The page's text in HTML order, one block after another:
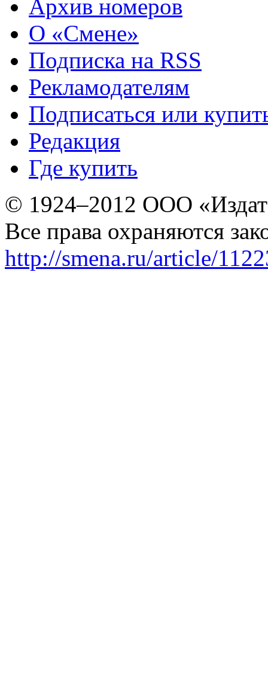
Архив номеров
О «Смене»
Подписка на RSS
Рекламодателям
Подписаться или
Редакция
Где купить
© 1924–2012 ООО
Все права охраняются
http://smena.ru/article/